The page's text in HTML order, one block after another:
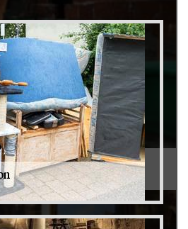
grenier et cave 79